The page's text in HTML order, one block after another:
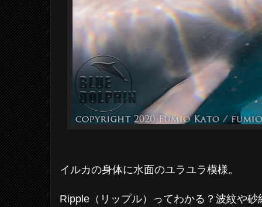
イルカの身体に水面のユラユラ模様。
Ripple（リップル）ってわかる？波紋や